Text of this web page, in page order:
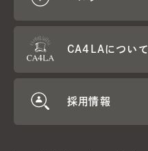
CA4LAについて
採用情報